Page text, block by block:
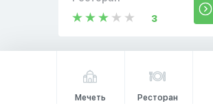
3
Мечеть Ресторан